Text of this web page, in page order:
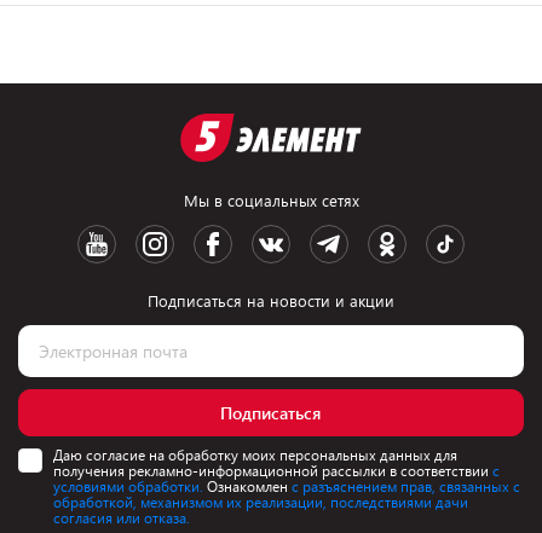
Мы в социальных сетях
Подписаться на новости и акции
Подписаться
Даю согласие на обработку моих персональных данных для
получения рекламно-информационной рассылки в соответствии с
условиями обработки. Ознакомлен с разъяснением прав, связанных с
обработкой, механизмом их реализации, последствиями дачи
согласия или отказа.